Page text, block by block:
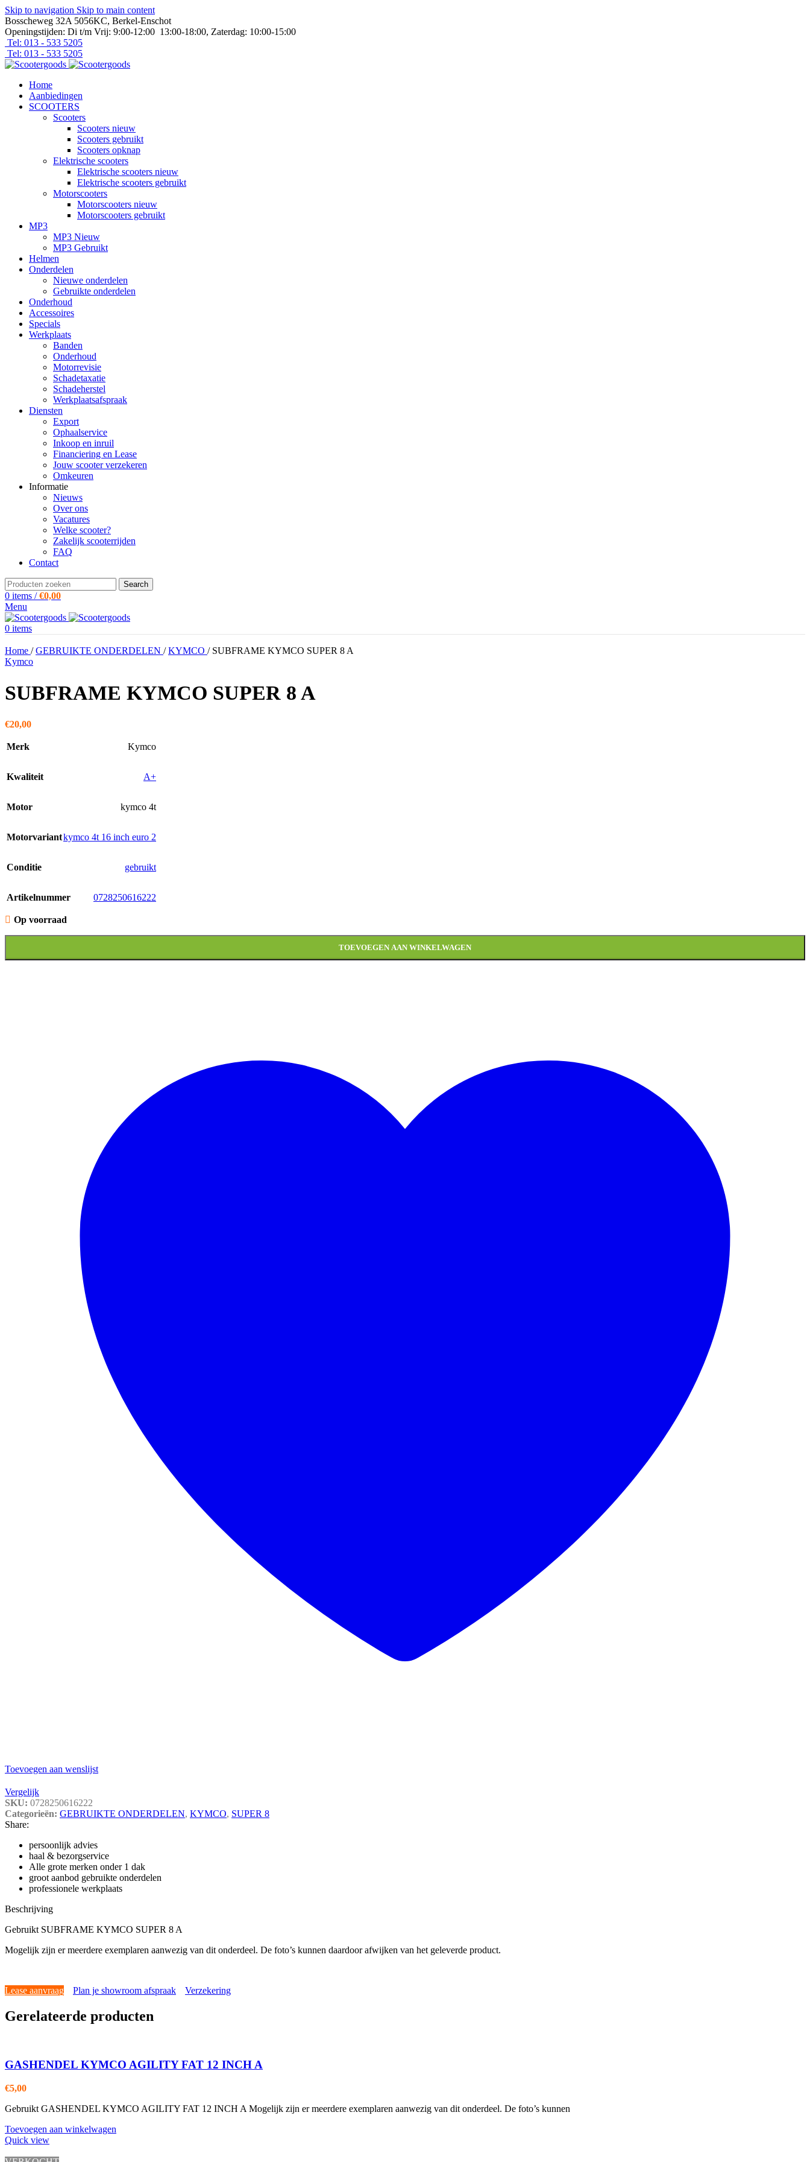
Skip to navigation Skip to main content
Bosscheweg 32A 5056KC, Berkel-Enschot
Openingstijden: Di t/m Vrij: 9:00-12:00 13:00-18:00, Zaterdag: 10:00-15:00
Tel: 013 - 533 5205
Tel: 013 - 533 5205
Home
Aanbiedingen
SCOOTERS
Scooters
Scooters nieuw
Scooters gebruikt
Scooters opknap
Elektrische scooters
Elektrische scooters nieuw
Elektrische scooters gebruikt
Motorscooters
Motorscooters nieuw
Motorscooters gebruikt
MP3
MP3 Nieuw
MP3 Gebruikt
Helmen
Onderdelen
Nieuwe onderdelen
Gebruikte onderdelen
Onderhoud
Accessoires
Specials
Werkplaats
Banden
Onderhoud
Motorrevisie
Schadetaxatie
Schadeherstel
Werkplaatsafspraak
Diensten
Export
Ophaalservice
Inkoop en inruil
Financiering en Lease
Jouw scooter verzekeren
Omkeuren
Informatie
Nieuws
Over ons
Vacatures
Welke scooter?
Zakelijk scooterrijden
FAQ
Contact
Search
0 items / €0,00
Menu
0 items
Home / GEBRUIKTE ONDERDELEN / KYMCO / SUBFRAME KYMCO SUPER 8 A
Kymco
SUBFRAME KYMCO SUPER 8 A
€20,00
Merk Kymco
Kwaliteit A+
Motor kymco 4t
Motorvariantkymco 4t 16 inch euro 2
Conditie gebruikt
Artikelnummer 0728250616222
Op voorraad
TOEVOEGEN AAN WINKELWAGEN
Toevoegen aan wenslijst
Vergelijk
SKU: 0728250616222
Categorieën: GEBRUIKTE ONDERDELEN, KYMCO, SUPER 8
Share:
persoonlijk advies
haal & bezorgservice
Alle grote merken onder 1 dak
groot aanbod gebruikte onderdelen
professionele werkplaats
Beschrijving
Gebruikt SUBFRAME KYMCO SUPER 8 A
Mogelijk zijn er meerdere exemplaren aanwezig van dit onderdeel. De foto’s kunnen daardoor afwijken van het geleverde product.
Lease aanvraag Plan je showroom afspraak Verzekering
Gerelateerde producten
GASHENDEL KYMCO AGILITY FAT 12 INCH A
€5,00
Gebruikt GASHENDEL KYMCO AGILITY FAT 12 INCH A Mogelijk zijn er meerdere exemplaren aanwezig van dit onderdeel. De foto’s kunnen
Toevoegen aan winkelwagen
Quick view